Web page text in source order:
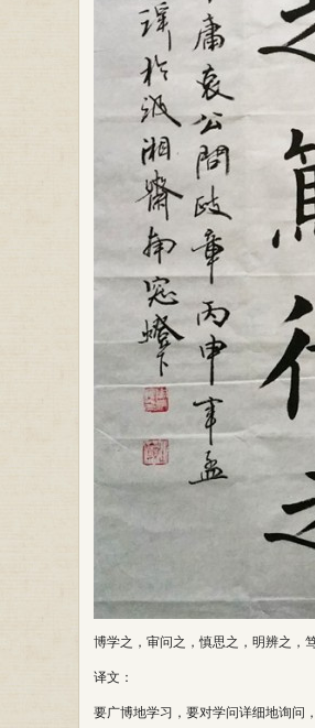
博学之，审问之，慎思之，明辨之，笃
译文：
要广博地学习，要对学问详细地询问